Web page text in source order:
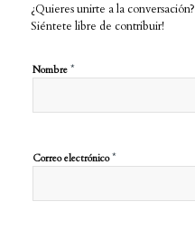
¿Quieres unirte a la conversación?
Siéntete libre de contribuir!
Nombre *
Correo electrónico*